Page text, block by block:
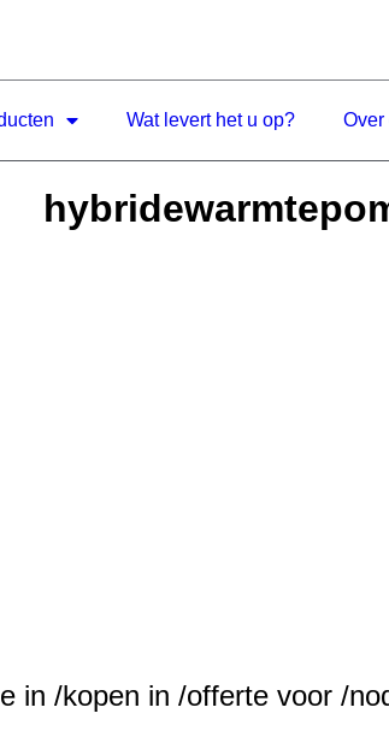
Wat levert het u op? Over
in /kopen in /offerte voor /